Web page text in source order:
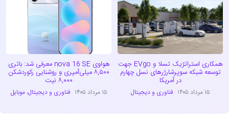
همکاری استراتژیک تسلا و EVgo جهت
توسعه شبکه سوپرشارژرهای نسل چهارم
در آمریکا
۱۵ مرداد ۱۴۰۵ فناوری و دیجیتال
هواوی nova 16 SE معرفی شد: باتری
۸,۵۰۰ میلی‌آمپری و روشنایی رکوردشکن
۸,۰۰۰ نیت
۱۵ مرداد ۱۴۰۵ فناوری و دیجیتال،موبایل